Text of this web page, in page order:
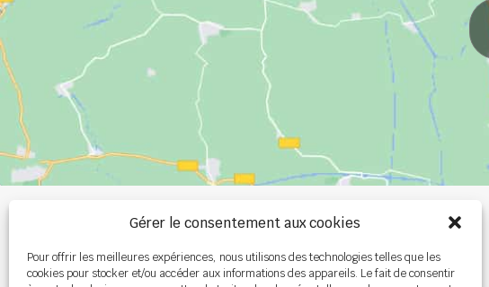
Gérer le consentement aux cookies
Pour offrir les meilleures expériences, nous utilisons des technologies telles que les
cookies pour stocker et/ou accéder aux informations des appareils. Le fait de consentir
+33 (0)2 99 00 84 84
info@burel-group.com